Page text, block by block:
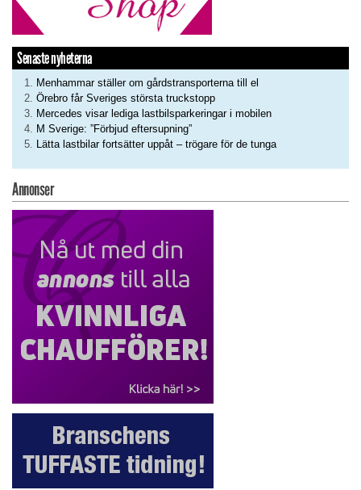
Senaste nyheterna
Menhammar ställer om gårdstransporterna till el
Örebro får Sveriges största truckstopp
Mercedes visar lediga lastbilsparkeringar i mobilen
M Sverige: ”Förbjud eftersupning”
Lätta lastbilar fortsätter uppåt – trögare för de tunga
Annonser